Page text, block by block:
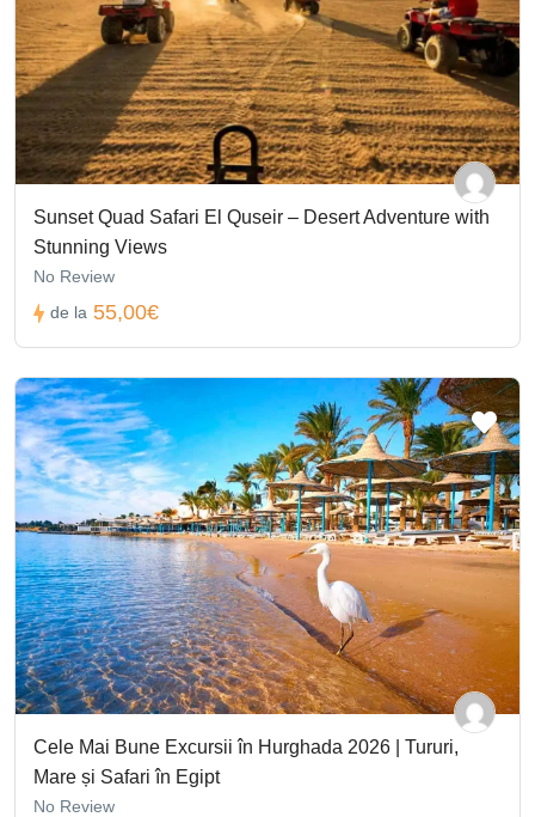
Sunset Quad Safari El Quseir – Desert Adventure with
Stunning Views
No Review
de la 55,00€
Cele Mai Bune Excursii în Hurghada 2026 | Tururi,
Mare și Safari în Egipt
No Review